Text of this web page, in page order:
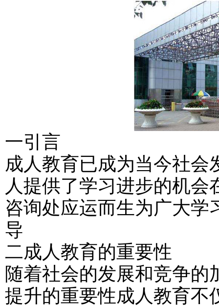
一引言
成人教育已成为当今社会
人提供了学习进步的机
咨询处应运而生为广大学
导
二成人教育的重要性
随着社会的发展和竞争的
提升的重要性成人教育不